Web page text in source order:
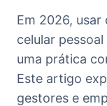
Em 2026, usar
celular
uma prática
Este artigo
gestores e